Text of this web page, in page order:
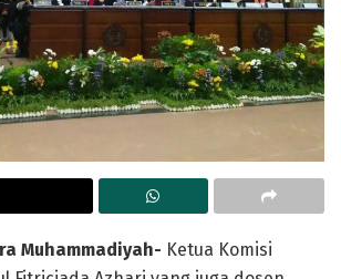
Muhammadiyah- Ketua Komisi